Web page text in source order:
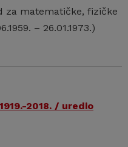
za matematičke, fizičke
– 26.01.1973.)
2018. / uredio